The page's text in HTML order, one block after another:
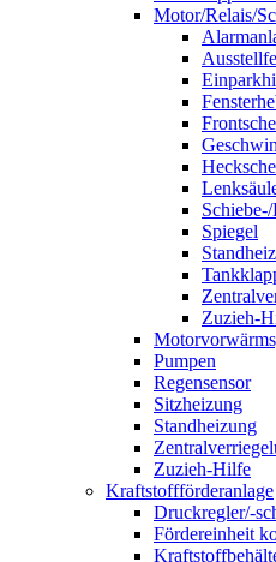
Motor/Relais/
Spiegel
Zuzieh-
Pumpen
Regensensor
Sitzheizung
Standheizung
Zuzieh-Hilfe
Kraftstoffförderanlage
Druckregler/-
Fördereinheit